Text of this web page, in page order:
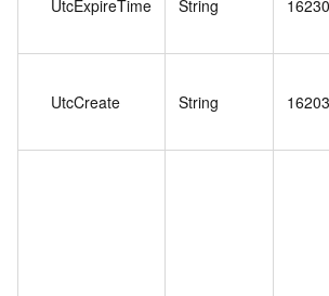
UtcExpireTime String
UtcCreate String